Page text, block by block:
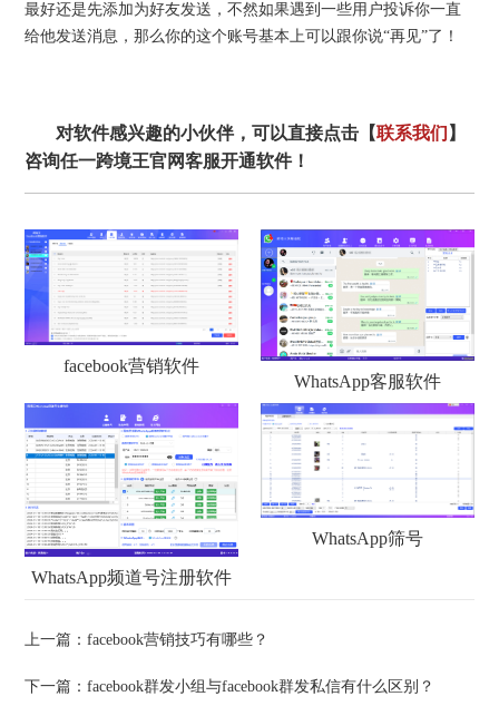
最好还是先添加为好友发送，不然如果遇到一些用户投诉你一直
给他发送消息，那么你的这个账号基本上可以跟你说“再见”了！
对软件感兴趣的小伙伴，可以直接点击【联系我们 】
咨询任一跨境王官网客服开通软件！
facebook营销软件
WhatsApp客服软件
WhatsApp频道号注册软件
WhatsApp筛号
上一篇：facebook营销技巧有哪些？
下一篇：facebook群发小组与facebook群发私信有什么区别？